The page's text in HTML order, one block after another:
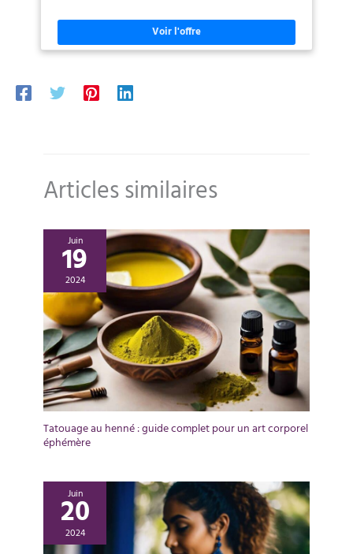
Articles similaires
Juin
19
2024
Tatouage au henné : guide complet pour un art corporel
éphémère
Juin
20
2024